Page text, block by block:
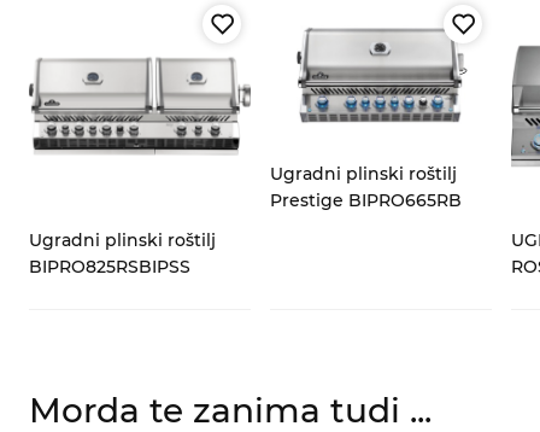
Ugradni plinski roštilj
BIPRO825RSBIPSS
Ugradni plinski roštilj
Prestige BIPRO665RB
Morda te zanima tudi ...